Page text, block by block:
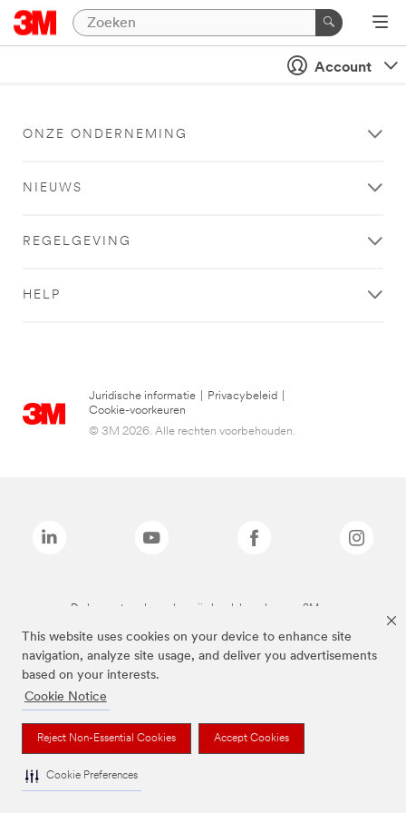
This website uses cookies on your device to enhance site
navigation, analyze site usage, and deliver you advertisements
based on your interests.
Cookie Notice
Reject Non-Essential Cookies Accept Cookies
Cookie Preferences
Account
ONZE ONDERNEMING
NIEUWS
REGELGEVING
HELP
Juridische informatie Privacybeleid
Cookie-voorkeuren
© 3M 2026. Alle rechten voorbehouden.
De bovenstaande merken zijn handelsmerken van 3M.we